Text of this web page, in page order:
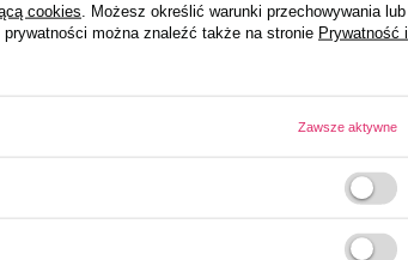
cookies . Możesz określić warunki przechowywania lub
można znaleźć także na stronie Prywatność i
Zawsze aktywne